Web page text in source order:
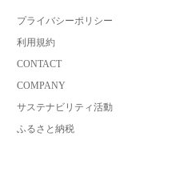
プライバシーポリシー
利用規約
CONTACT
COMPANY
サステナビリティ活動
ふるさと納税